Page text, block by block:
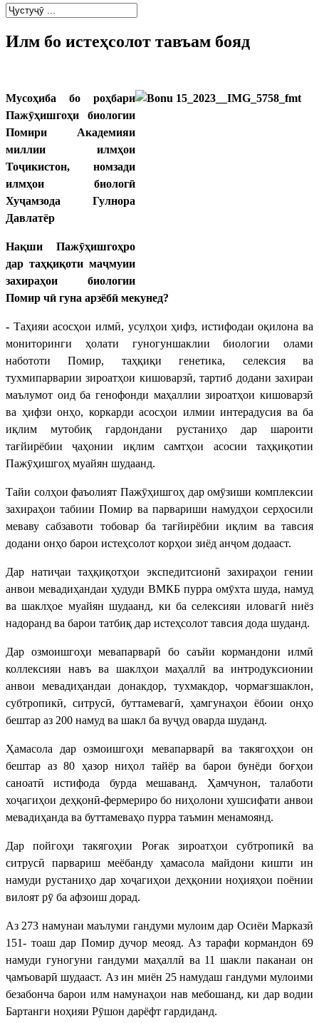
Илм бо истеҳсолот тавъам бояд
Мусоҳиба бо роҳбари
Пажӯҳишгоҳи биологии
Помири Академияи
миллии илмҳои
Тоҷикистон, номзади
илмҳои биологӣ
Хуҷамзода Гулнора
Давлатёр
Нақши Пажӯҳишгоҳро
дар таҳқиқоти маҷмуии
захираҳои биологии
Помир чӣ гуна арзёбӣ мекунед?
- Таҳияи асосҳои илмӣ, усулҳои ҳифз, истифодаи оқилона ва
мониторинги ҳолати гуногуншаклии биологии олами
набототи Помир, таҳқиқи генетика, селексия ва
тухмипарварии зироатҳои кишоварзӣ, тартиб додани захираи
маълумот оид ба генофонди маҳаллии зироатҳои кишоварзӣ
ва ҳифзи онҳо, коркарди асосҳои илмии интерадусия ва ба
иқлим мутобиқ гардондани рустаниҳо дар шароити
тағйирёбии ҷаҳонии иқлим самтҳои асосии таҳқиқотии
Пажӯҳишгоҳ муайян шудаанд.
Тайи солҳои фаъолият Пажӯҳишгоҳ дар омӯзиши комплексии
захираҳои табиии Помир ва парвариши намудҳои серҳосили
меваву сабзавоти тобовар ба тағйирёбии иқлим ва тавсия
додани онҳо барои истеҳсолот корҳои зиёд анҷом додааст.
Дар натиҷаи таҳқиқотҳои экспедитсионӣ захираҳои гении
анвои мевадиҳандаи ҳудуди ВМКБ пурра омӯхта шуда, намуд
ва шаклҳое муайян шудаанд, ки ба селексияи иловагӣ ниёз
надоранд ва барои татбиқ дар истеҳсолот тавсия дода шуданд.
Дар озмоишгоҳи мевапарварӣ бо саъйи кормандони илмӣ
коллексияи навъ ва шаклҳои маҳаллӣ ва интродуксионии
анвои мевадиҳандаи донакдор, тухмакдор, чормағзшаклон,
субтропикӣ, ситрусӣ, буттамевагӣ, ҳамгунаҳои ёбоии онҳо
бештар аз 200 намуд ва шакл ба вуҷуд оварда шуданд.
Ҳамасола дар озмоишгоҳи мевапарварӣ ва такягоҳҳои он
бештар аз 80 ҳазор ниҳол тайёр ва барои бунёди боғҳои
саноатӣ истифода бурда мешаванд. Ҳамчунон, талаботи
хоҷагиҳои деҳқонӣ-фермериро бо ниҳолони хушсифати анвои
мевадиҳанда ва буттамеваҳо пурра таъмин менамоянд.
Дар пойгоҳи такягоҳии Роғак зироатҳои субтропикӣ ва
ситрусӣ парвариш меёбанду ҳамасола майдони кишти ин
намуди рустаниҳо дар хоҷагиҳои деҳқонии ноҳияҳои поёнии
вилоят рӯ ба афзоиш дорад.
Аз 273 намунаи маълуми гандуми мулоим дар Осиёи Марказӣ
151- тоаш дар Помир дучор меояд. Аз тарафи кормандон 69
намуди гуногуни гандуми маҳаллӣ ва 11 шакли паканаи он
ҷамъоварӣ шудааст. Аз ин миён 25 намудаш гандуми мулоими
безабонча барои илм намунаҳои нав мебошанд, ки дар водии
Бартанги ноҳияи Рӯшон дарёфт гардиданд.